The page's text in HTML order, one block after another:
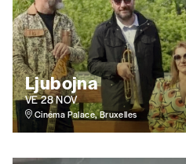
Ljubojna
VE 28 NOV
Cinéma Palace, Bruxelles